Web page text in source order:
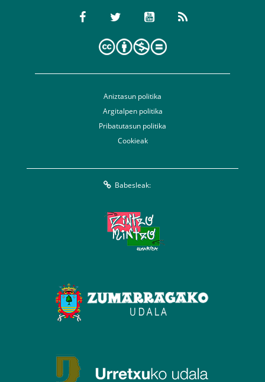
Aniztasun politika
Argitalpen politika
Pribatutasun politika
Cookieak
Babesleak: